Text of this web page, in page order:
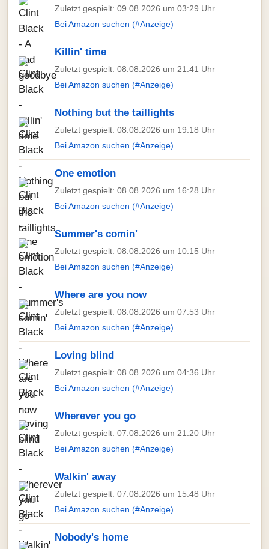
Zuletzt gespielt: 09.08.2026 um 03:29 Uhr
Bei Amazon suchen (#Anzeige)
Killin' time
Zuletzt gespielt: 08.08.2026 um 21:41 Uhr
Bei Amazon suchen (#Anzeige)
Nothing but the taillights
Zuletzt gespielt: 08.08.2026 um 19:18 Uhr
Bei Amazon suchen (#Anzeige)
One emotion
Zuletzt gespielt: 08.08.2026 um 16:28 Uhr
Bei Amazon suchen (#Anzeige)
Summer's comin'
Zuletzt gespielt: 08.08.2026 um 10:15 Uhr
Bei Amazon suchen (#Anzeige)
Where are you now
Zuletzt gespielt: 08.08.2026 um 07:53 Uhr
Bei Amazon suchen (#Anzeige)
Loving blind
Zuletzt gespielt: 08.08.2026 um 04:36 Uhr
Bei Amazon suchen (#Anzeige)
Wherever you go
Zuletzt gespielt: 07.08.2026 um 21:20 Uhr
Bei Amazon suchen (#Anzeige)
Walkin' away
Zuletzt gespielt: 07.08.2026 um 15:48 Uhr
Bei Amazon suchen (#Anzeige)
Nobody's home